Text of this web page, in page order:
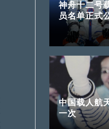
神舟十二号
员名单正式
中国载人航
一次